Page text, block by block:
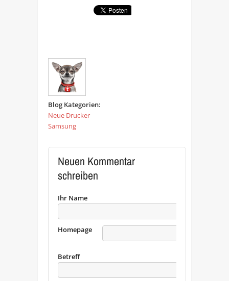
Blog Kategorien:
Neue Drucker
Samsung
Neuen Kommentar
schreiben
Ihr Name
Homepage
Betreff